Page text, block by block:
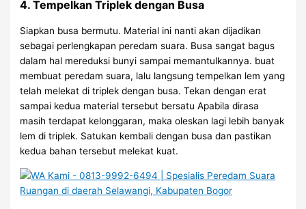
4. Tempelkan Triplek dengan Busa
Siapkan busa bermutu. Material ini nanti akan dijadikan
sebagai perlengkapan peredam suara. Busa sangat bagus
dalam hal mereduksi bunyi sampai memantulkannya. buat
membuat peredam suara, lalu langsung tempelkan lem yang
telah melekat di triplek dengan busa. Tekan dengan erat
sampai kedua material tersebut bersatu Apabila dirasa
masih terdapat kelonggaran, maka oleskan lagi lebih banyak
lem di triplek. Satukan kembali dengan busa dan pastikan
kedua bahan tersebut melekat kuat.